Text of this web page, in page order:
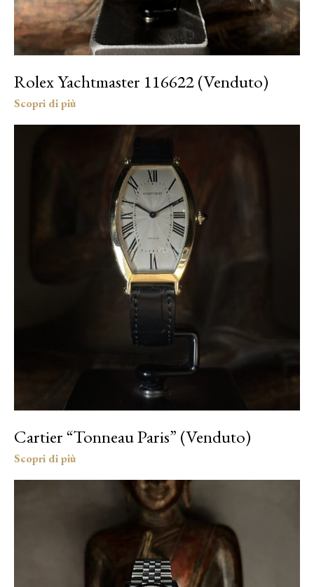
Rolex Yachtmaster 116622 (Venduto)
Cartier “Tonneau Paris” (Venduto)